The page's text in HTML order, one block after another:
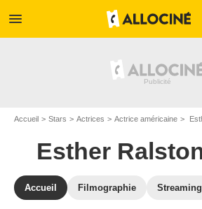
menu
Accueil Stars Actrices Actrice américaine
Esther
Accueil Filmographie Streaming